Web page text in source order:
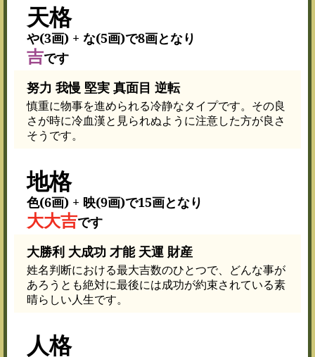
天格
や(3画) + な(5画)で8画となり
吉です
努力 我慢 堅実 真面目 逆転
慎重に物事を進められる冷静なタイプです。その良
さが時に冷血漢と見られぬように注意した方が良さ
そうです。
地格
色(6画) + 映(9画)で15画となり
大大吉です
大勝利 大成功 才能 天運 財産
姓名判断における最大吉数のひとつで、どんな事が
あろうとも絶対に最後には成功が約束されている素
晴らしい人生です。
人格